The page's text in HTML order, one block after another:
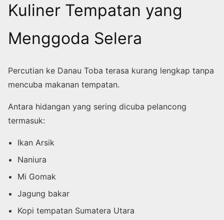
Kuliner Tempatan yang
Menggoda Selera
Percutian ke Danau Toba terasa kurang lengkap tanpa
mencuba makanan tempatan.
Antara hidangan yang sering dicuba pelancong
termasuk:
Ikan Arsik
Naniura
Mi Gomak
Jagung bakar
Kopi tempatan Sumatera Utara